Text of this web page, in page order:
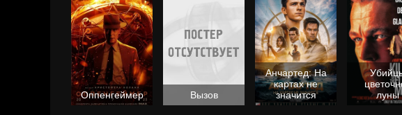
Оппенгеймер Вызов
Анчартед: На
картах не
значится
луны